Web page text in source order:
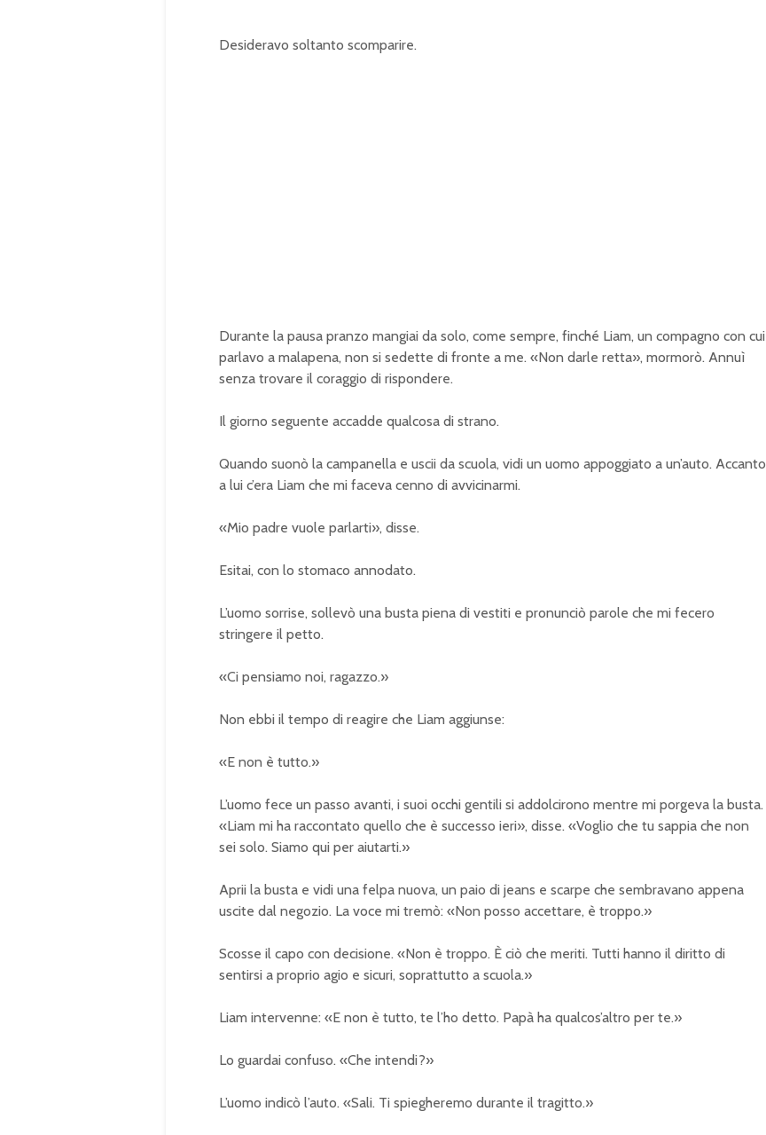
Desideravo soltanto scomparire.
Durante la pausa pranzo mangiai da solo, come sempre, finché Liam, un compagno con cui
parlavo a malapena, non si sedette di fronte a me. «Non darle retta», mormorò. Annuì
senza trovare il coraggio di rispondere.
Il giorno seguente accadde qualcosa di strano.
Quando suonò la campanella e uscii da scuola, vidi un uomo appoggiato a un’auto. Accanto
a lui c’era Liam che mi faceva cenno di avvicinarmi.
«Mio padre vuole parlarti», disse.
Esitai, con lo stomaco annodato.
L’uomo sorrise, sollevò una busta piena di vestiti e pronunciò parole che mi fecero
stringere il petto.
«Ci pensiamo noi, ragazzo.»
Non ebbi il tempo di reagire che Liam aggiunse:
«E non è tutto.»
L’uomo fece un passo avanti, i suoi occhi gentili si addolcirono mentre mi porgeva la busta.
«Liam mi ha raccontato quello che è successo ieri», disse. «Voglio che tu sappia che non
sei solo. Siamo qui per aiutarti.»
Aprii la busta e vidi una felpa nuova, un paio di jeans e scarpe che sembravano appena
uscite dal negozio. La voce mi tremò: «Non posso accettare, è troppo.»
Scosse il capo con decisione. «Non è troppo. È ciò che meriti. Tutti hanno il diritto di
sentirsi a proprio agio e sicuri, soprattutto a scuola.»
Liam intervenne: «E non è tutto, te l’ho detto. Papà ha qualcos’altro per te.»
Lo guardai confuso. «Che intendi?»
L’uomo indicò l’auto. «Sali. Ti spiegheremo durante il tragitto.»